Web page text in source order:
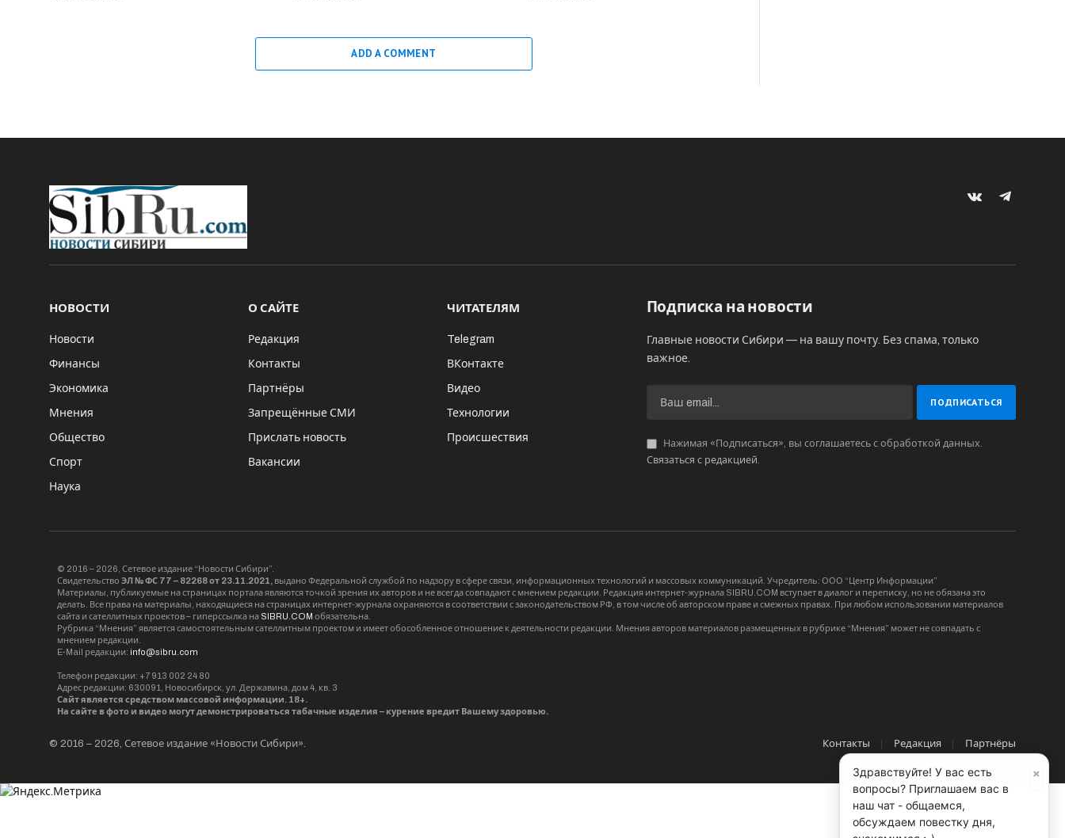
ADD A COMMENT
VKontakteTelegram
НОВОСТИ
Новости
Финансы
Экономика
Мнения
Общество
Спорт
Наука
О САЙТЕ
Редакция
Контакты
Партнёры
Запрещённые СМИ
Прислать новость
Вакансии
ЧИТАТЕЛЯМ
Telegram
ВКонтакте
Видео
Технологии
Происшествия
Подписка на новости
Главные новости Сибири — на вашу почту. Без спама, только
важное.
Нажимая «Подписаться», вы соглашаетесь с обработкой данных.
Связаться с редакцией.
© 2016 – 2026, Сетевое издание “Новости Сибири”.
Свидетельство ЭЛ № ФС 77 – 82268 от 23.11.2021, выдано Федеральной службой по надзору в сфере связи, информационных технологий и массовых коммуникаций. Учредитель: ООО “Центр Информации”
Материалы, публикуемые на страницах портала являются точкой зрения их авторов и не всегда совпадают с мнением редакции. Редакция интернет-журнала SIBRU.COM вступает в диалог и переписку, но не обязана это
делать. Все права на материалы, находящиеся на страницах интернет-журнала охраняются в соответствии с законодательством РФ, в том числе об авторском праве и смежных правах. При любом использовании материалов
сайта и сателлитных проектов – гиперссылка на SIBRU.COM обязательна.
Рубрика “Мнения” является самостоятельным сателлитным проектом и имеет обособленное отношение к деятельности редакции. Мнения авторов материалов размещенных в рубрике “Мнения” может не совпадать с
мнением редакции.
E-Mail редакции: info@sibru.com
Телефон редакции: +7 913 002 24 80
Адрес редакции: 630091, Новосибирск, ул. Державина, дом 4, кв. 3
Сайт является средством массовой информации. 18+.
На сайте в фото и видео могут демонстрироваться табачные изделия – курение вредит Вашему здоровью.
© 2016 – 2026, Сетевое издание «Новости Сибири». Контакты Редакция Партнёры
×
Здравствуйте! У вас есть
вопросы? Приглашаем вас в
наш чат - общаемся,
обсуждаем повестку дня,